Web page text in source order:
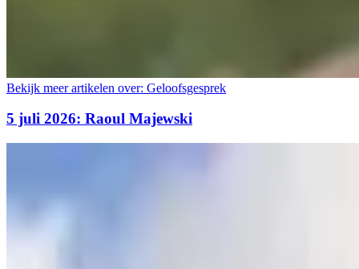
Bekijk meer artikelen over: Geloofsgesprek
5 juli 2026: Raoul Majewski